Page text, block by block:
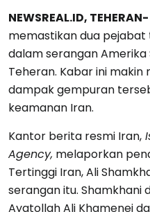
NEWSREAL.ID, TEHERAN-
memastikan dua
dalam serangan Amerika
Teheran. Kabar ini
dampak gempuran
keamanan Iran.
Kantor berita resmi Iran,
Agency, melaporkan
Tertinggi Iran, Ali
serangan itu. Shamkhani
Ayatollah Ali Khamenei